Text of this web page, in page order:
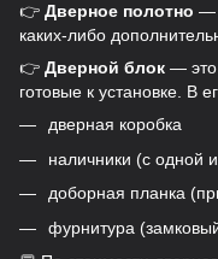
👉 Дверное полотно —
каких-либо
👉 Дверной блок — это
готовые к установке. В
дверная коробка
наличники (с одной
доборная планка
фурнитура